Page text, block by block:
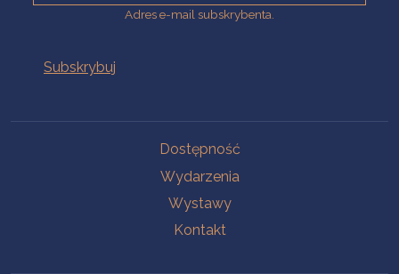
Adres e-mail subskrybenta.
Dostępność
Wydarzenia
Wystawy
Kontakt